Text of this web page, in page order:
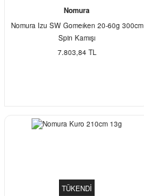
Nomura
Nomura Izu SW Gomeıken 20-60g 300cm
Spin Kamışı
7.803,84 TL
TÜKENDİ